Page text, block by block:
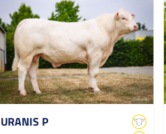
URANIS P